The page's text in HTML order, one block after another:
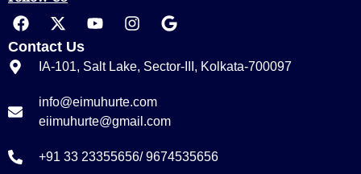
Contact Us
IA-101, Salt Lake, Sector-III, Kolkata-700097
info@eimuhurte.com
eiimuhurte@gmail.com
+91 33 23355656/ 9674535656